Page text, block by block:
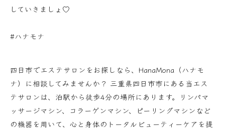
していきましょ♡
#ハナモナ
四日市でエステサロンをお探しなら、HanaMona（ハナモ
ナ）に相談してみませんか？ 三重県四日市市にある当エス
テサロンは、泊駅から徒歩4分の場所にあります。リンパマ
ッサージマシン、コラーゲンマシン、ピーリングマシンなど
の機器を用いて、心と身体のトータルビューティーケアを提